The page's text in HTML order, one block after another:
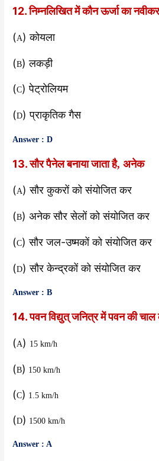
12. निम्नलिखित में कौन ऊर्जा का
(A) कोयला
(B) लकड़ी
(C) पेट्रोलियम
(D) प्राकृतिक गैस
Answer : D
13. सौर पैनेल बनाया जाता है,अनेक
(A) सौर कुकरों को संयोजित कर
(B) अनेक सौर सेलों को संयोजित कर
(C) सौर जल-उष्मकों को संयोजित कर
(D) सौर केन्द्रकों को संयोजित कर
Answer : B
14. पवन विद्युत् जनित्र में पवन की
(A) 15 km/h
(B) 150 km/h
(C) 1.5 km/h
(D) 1500 km/h
Answer : A